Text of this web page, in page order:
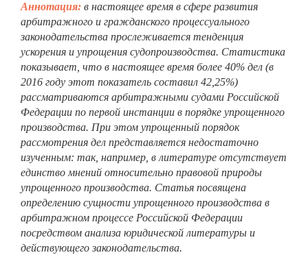
Аннотация: в настоящее время в сфере развития
арбитражного и гражданского процессуального
законодательства прослеживается тенденция
ускорения и упрощения судопроизводства. Статистика
показывает, что в настоящее время более 40% дел (в
2016 году этот показатель составил 42,25%)
рассматриваются арбитражными судами Российской
Федерации по первой инстанции в порядке упрощенного
производства. При этом упрощенный порядок
рассмотрения дел представляется недостаточно
изученным: так, например, в литературе отсутствует
единство мнений относительно правовой природы
упрощенного производства. Статья посвящена
определению сущности упрощенного производства в
арбитражном процессе Российской Федерации
посредством анализа юридической литературы и
действующего законодательства.